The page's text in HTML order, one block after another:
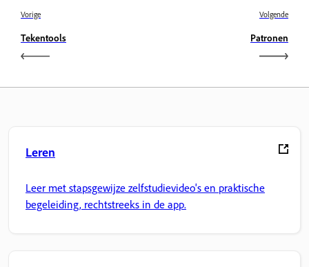
Vorige
Tekentools
Volgende
Patronen
Leren
Leer met stapsgewijze zelfstudievideo's en praktische
begeleiding, rechtstreeks in de app.